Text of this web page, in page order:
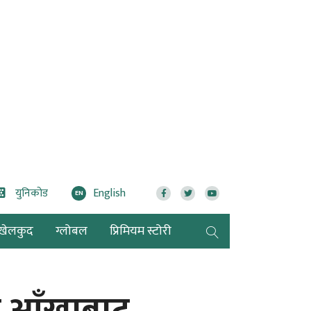
युनिकोड EN English
ग्लोबल प्रिमियम स्टोरी